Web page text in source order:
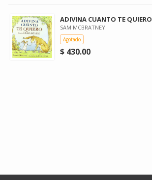
ADIVINA CUANTO TE QUIERO
SAM MCBRATNEY
Agotado
$ 430.00